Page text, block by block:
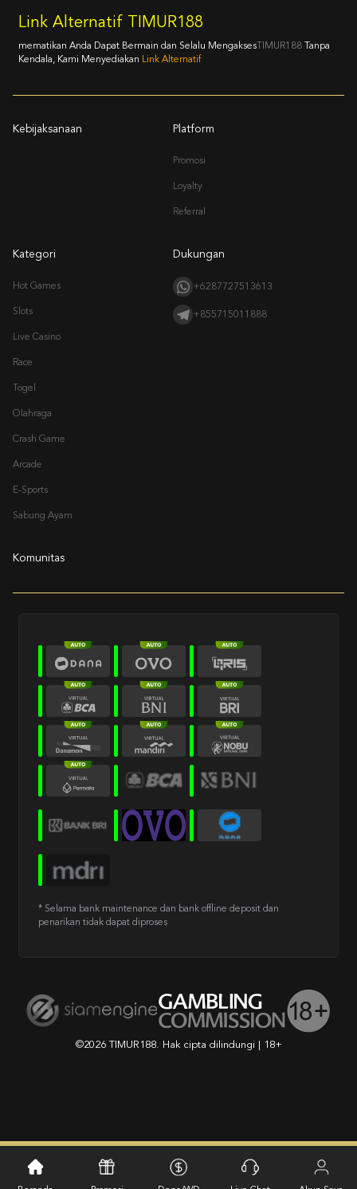
Link Alternatif TIMUR188
mematikan Anda Dapat Bermain dan Selalu Mengakses TIMUR188 Tanpa
Kendala, Kami Menyediakan Link Alternatif
Kebijaksanaan Platform
Promosi
Loyalty
Referral
Kategori
Hot Games
Slots
Live Casino
Race
Togel
Olahraga
Crash Game
Arcade
E-Sports
Sabung Ayam
Dukungan
+6287727513613
+855715011888
Komunitas
* Selama bank maintenance dan bank offline deposit dan
penarikan tidak dapat diproses
©2026 TIMUR188. Hak cipta dilindungi | 18+